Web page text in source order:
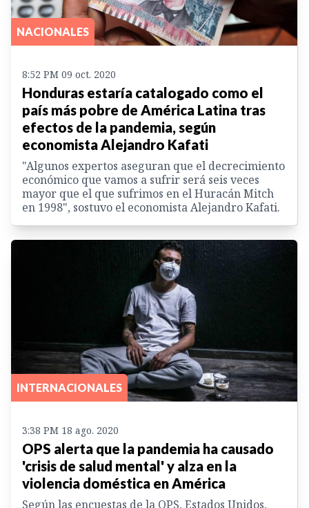
NACIONALES
8:52 PM 09 oct. 2020
Honduras estaría catalogado como el
país más pobre de América Latina tras
efectos de la pandemia, según
economista Alejandro Kafati
"Algunos expertos aseguran que el decrecimiento
económico que vamos a sufrir será seis veces
mayor que el que sufrimos en el Huracán Mitch
en 1998", sostuvo el economista Alejandro Kafati.
INTERNACIONALES
3:38 PM 18 ago. 2020
OPS alerta que la pandemia ha causado
'crisis de salud mental' y alza en la
violencia doméstica en América
Según las encuestas de la OPS, Estados Unidos,